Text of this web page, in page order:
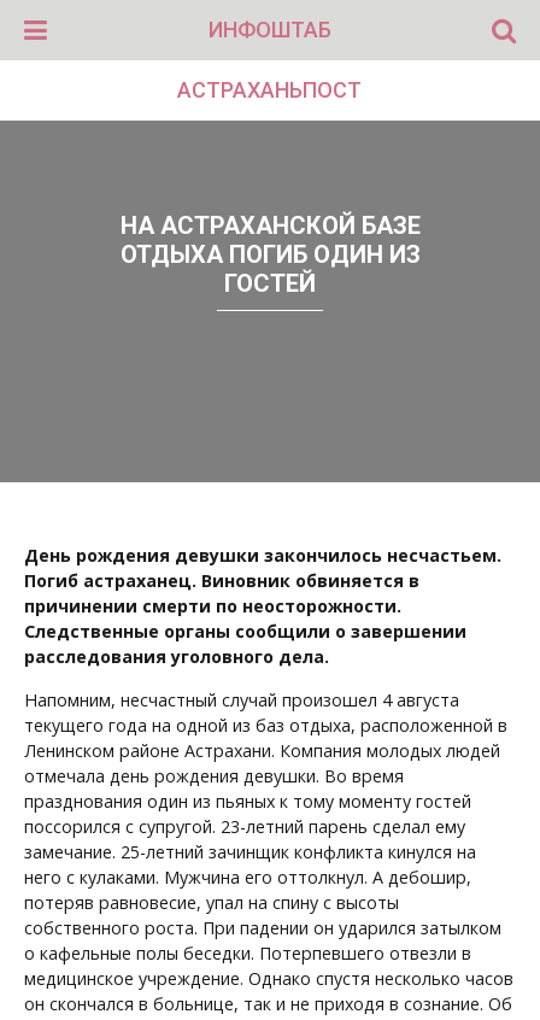
ИНФОШТАБ
АСТРАХАНЬПОСТ
НА АСТРАХАНСКОЙ БАЗЕ
ОТДЫХА ПОГИБ ОДИН ИЗ
ГОСТЕЙ
День рождения девушки закончилось несчастьем.
Погиб астраханец. Виновник обвиняется в
причинении смерти по неосторожности.
Следственные органы сообщили о завершении
расследования уголовного дела.
Напомним, несчастный случай произошел 4 августа
текущего года на одной из баз отдыха, расположенной в
Ленинском районе Астрахани. Компания молодых людей
отмечала день рождения девушки. Во время
празднования один из пьяных к тому моменту гостей
поссорился с супругой. 23-летний парень сделал ему
замечание. 25-летний зачинщик конфликта кинулся на
него с кулаками. Мужчина его оттолкнул. А дебошир,
потеряв равновесие, упал на спину с высоты
собственного роста. При падении он ударился затылком
о кафельные полы беседки. Потерпевшего отвезли в
медицинское учреждение. Однако спустя несколько часов
он скончался в больнице, так и не приходя в сознание. Об